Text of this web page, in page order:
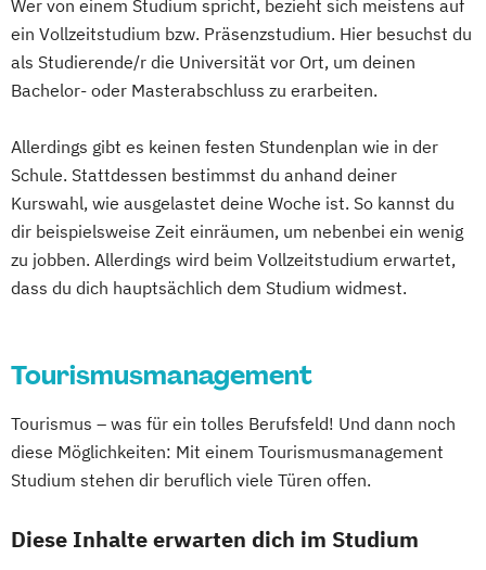
Wer von einem Studium spricht, bezieht sich meistens auf
ein Vollzeitstudium bzw. Präsenzstudium. Hier besuchst du
als Studierende/r die Universität vor Ort, um deinen
Bachelor- oder Masterabschluss zu erarbeiten.
Allerdings gibt es keinen festen Stundenplan wie in der
Schule. Stattdessen bestimmst du anhand deiner
Kurswahl, wie ausgelastet deine Woche ist. So kannst du
dir beispielsweise Zeit einräumen, um nebenbei ein wenig
zu jobben. Allerdings wird beim Vollzeitstudium erwartet,
dass du dich hauptsächlich dem Studium widmest.
Tourismusmanagement
Tourismus – was für ein tolles Berufsfeld! Und dann noch
diese Möglichkeiten: Mit einem Tourismusmanagement
Studium stehen dir beruflich viele Türen offen.
Diese Inhalte erwarten dich im Studium